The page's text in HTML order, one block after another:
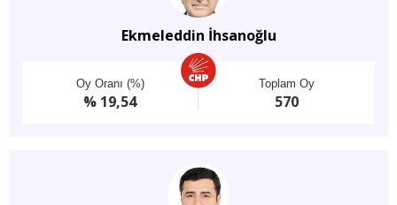
Ekmeleddin İhsanoğlu
Oy Oranı (%)
% 19,54
Toplam Oy
570